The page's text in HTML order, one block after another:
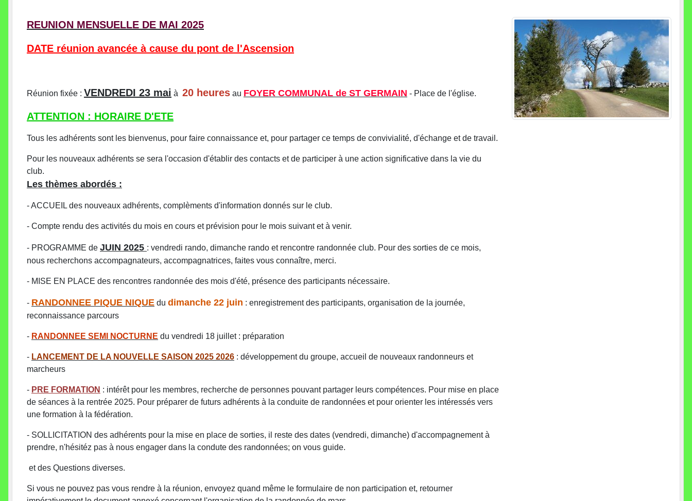
REUNION MENSUELLE DE MAI 2025
DATE réunion avancée à cause du pont de l'Ascension
Réunion fixée : VENDREDI 23 mai à 20 heures au FOYER COMMUNAL de ST GERMAIN - Place de l'église.
ATTENTION : HORAIRE D'ETE
Tous les adhérents sont les bienvenus, pour faire connaissance et, pour partager ce temps de convivialité, d'échange et de travail.
Pour les nouveaux adhérents se sera l'occasion d'établir des contacts et de participer à une action significative dans la vie du
club.
Les thèmes abordés :
- ACCUEIL des nouveaux adhérents, complèments d'information donnés sur le club.
- Compte rendu des activités du mois en cours et prévision pour le mois suivant et à venir.
- PROGRAMME de JUIN 2025 : vendredi rando, dimanche rando et rencontre randonnée club. Pour des sorties de ce mois,
nous recherchons accompagnateurs, accompagnatrices, faites vous connaître, merci.
- MISE EN PLACE des rencontres randonnée des mois d'été, présence des participants nécessaire.
- RANDONNEE PIQUE NIQUE du dimanche 22 juin : enregistrement des participants, organisation de la journée,
reconnaissance parcours
- RANDONNEE SEMI NOCTURNE du vendredi 18 juillet : préparation
- LANCEMENT DE LA NOUVELLE SAISON 2025 2026 : développement du groupe, accueil de nouveaux randonneurs et
marcheurs
- PRE FORMATION : intérêt pour les membres, recherche de personnes pouvant partager leurs compétences. Pour mise en place
de séances à la rentrée 2025. Pour préparer de futurs adhérents à la conduite de randonnées et pour orienter les intéressés vers
une formation à la fédération.
- SOLLICITATION des adhérents pour la mise en place de sorties, il reste des dates (vendredi, dimanche) d'accompagnement à
prendre, n'hésitéz pas à nous engager dans la condute des randonnées; on vous guide.
et des Questions diverses.
Si vous ne pouvez pas vous rendre à la réunion, envoyez quand même le formulaire de non participation et, retourner